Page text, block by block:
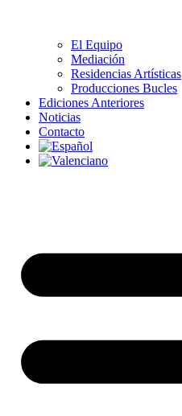
El Equipo
Mediación
Residencias Artísticas
Producciones Bucles
Ediciones Anteriores
Noticias
Contacto